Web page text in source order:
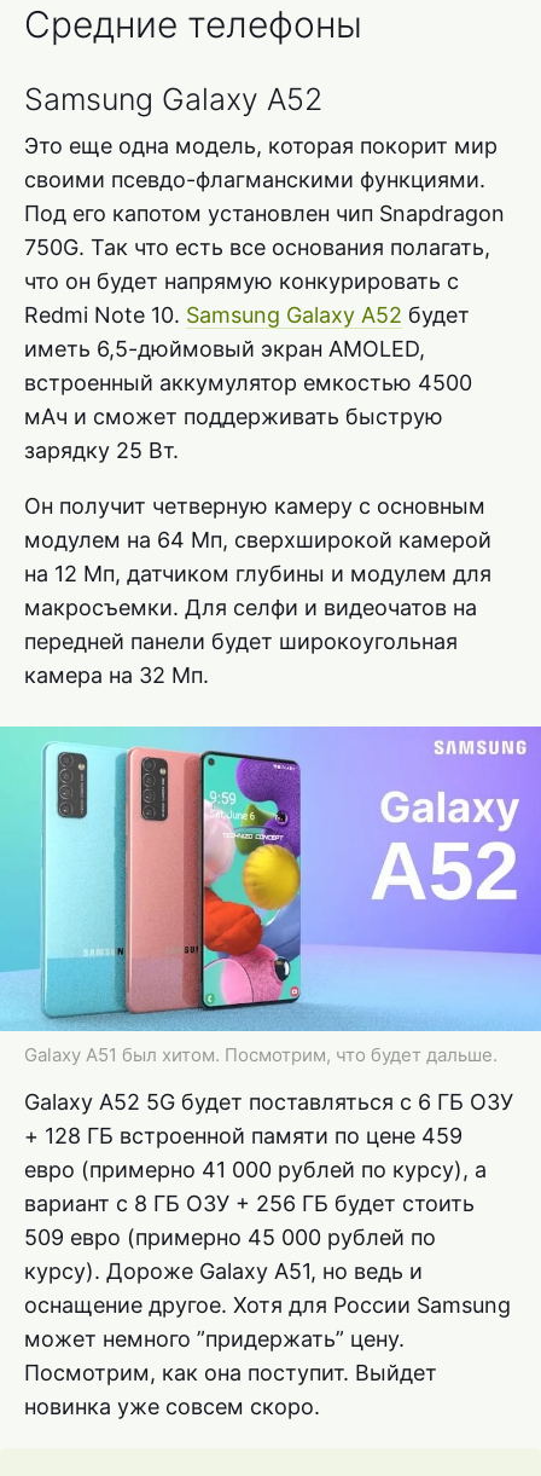
Средние телефоны
Samsung Galaxy A52
Это еще одна модель, которая покорит мир
своими псевдо-флагманскими функциями.
Под его капотом установлен чип Snapdragon
750G. Так что есть все основания полагать,
что он будет напрямую конкурировать с
Redmi Note 10. Samsung Galaxy A52 будет
иметь 6,5-дюймовый экран AMOLED,
встроенный аккумулятор емкостью 4500
мАч и сможет поддерживать быструю
зарядку 25 Вт.
Он получит четверную камеру с основным
модулем на 64 Мп, сверхширокой камерой
на 12 Мп, датчиком глубины и модулем для
макросъемки. Для селфи и видеочатов на
передней панели будет широкоугольная
камера на 32 Мп.
Galaxy A51 был хитом. Посмотрим, что будет дальше.
Galaxy A52 5G будет поставляться с 6 ГБ ОЗУ
+ 128 ГБ встроенной памяти по цене 459
евро (примерно 41 000 рублей по курсу), а
вариант с 8 ГБ ОЗУ + 256 ГБ будет стоить
509 евро (примерно 45 000 рублей по
курсу). Дороже Galaxy A51, но ведь и
оснащение другое. Хотя для России Samsung
может немного ”придержать” цену.
Посмотрим, как она поступит. Выйдет
новинка уже совсем скоро.